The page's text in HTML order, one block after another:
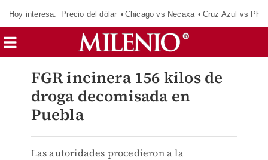
Hoy interesa: Precio del dólar Chicago vs Necaxa Cruz Azul vs
FGR incinera 156 kilos de
droga decomisada en
Puebla
Las autoridades procedieron a la